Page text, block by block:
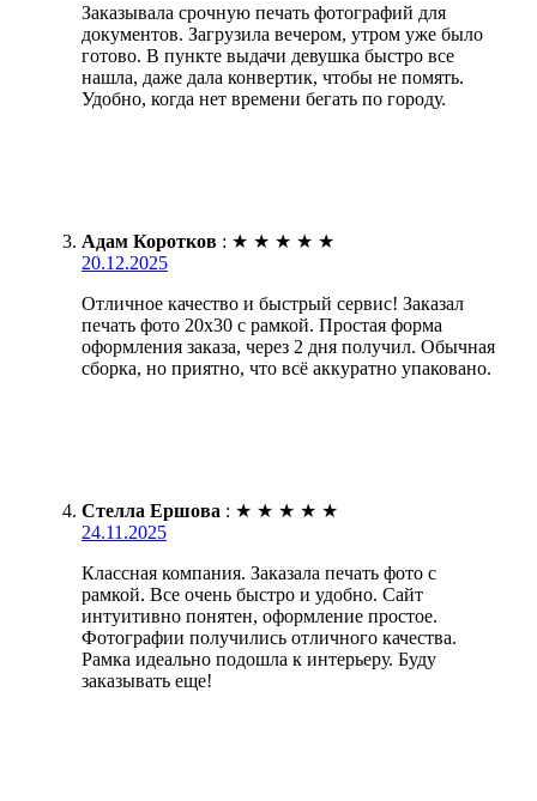
Заказывала срочную печать фотографий для
документов. Загрузила вечером, утром уже было
готово. В пункте выдачи девушка быстро все
нашла, даже дала конвертик, чтобы не помять.
Удобно, когда нет времени бегать по городу.
Адам Коротков : ★ ★ ★ ★ ★
20.12.2025
Отличное качество и быстрый сервис! Заказал
печать фото 20х30 с рамкой. Простая форма
оформления заказа, через 2 дня получил. Обычная
сборка, но приятно, что всё аккуратно упаковано.
Стелла Ершова : ★ ★ ★ ★ ★
24.11.2025
Классная компания. Заказала печать фото с
рамкой. Все очень быстро и удобно. Сайт
интуитивно понятен, оформление простое.
Фотографии получились отличного качества.
Рамка идеально подошла к интерьеру. Буду
заказывать еще!